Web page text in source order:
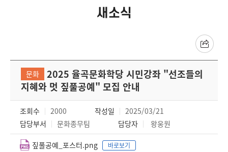
새소식
문화
2025 율곡문화학당 시민강좌 "선조들의
지혜와 멋 짚풀공예" 모집 안내
조회수 2000 작성일
2025/03/21
담당부서
문화종무팀 담당자 왕웅원
짚풀공예_포스터.png 바로보기